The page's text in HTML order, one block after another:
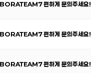
편하게 문의주세요!
편하게 문의주세요!
편하게 문의주세요!